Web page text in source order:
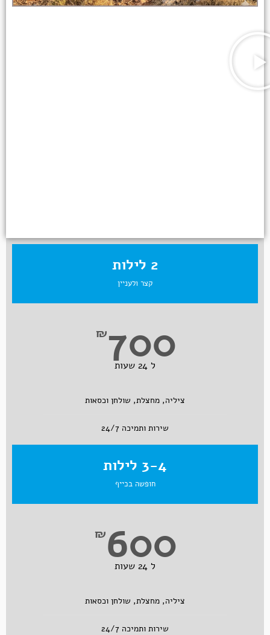
2 לילות
קצר ולעניין
₪700
ל 24 שעות
ציליה, מחצלת, שולחן וכסאות
שירות ותמיכה 24/7
3-4 לילות
חופשה בכייף
₪600
ל 24 שעות
ציליה, מחצלת, שולחן וכסאות
שירות ותמיכה 24/7